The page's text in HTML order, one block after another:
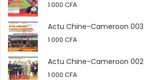
1.000 CFA
Actu Chine-Cameroon 003
1.000 CFA
Actu Chine-Cameroon 002
1.000 CFA